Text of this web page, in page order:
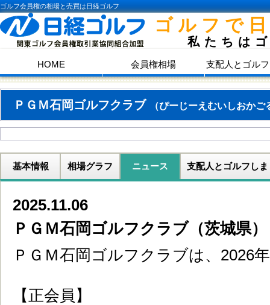
ゴルフ会員権の相場と売買は日経ゴルフ
ゴルフで
私たちは
HOME 会員権相場 支配人とゴル
ＰＧＭ石岡ゴルフクラブ （ぴーじーえむいしおか
基本情報 相場グラフ ニュース 支配人とゴルフしま
2025.11.06
ＰＧＭ石岡ゴルフクラブ（茨城県
ＰＧＭ石岡ゴルフクラブは、2026
【正会員】